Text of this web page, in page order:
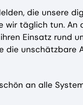
die unsere
täglich tun. An
Einsatz rund
die
an alle